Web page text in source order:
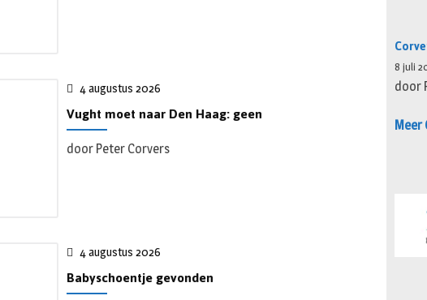
4 augustus 2026
Vught moet naar Den Haag: geen
door Peter Corvers
4 augustus 2026
Babyschoentje gevonden
8 juli
door
Meer